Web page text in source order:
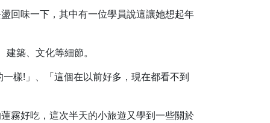
回味一下，其中有一位學員說這讓她想起年
築、文化等細節。
樣!」、「這個在以前好多，現在都看不到
霧好吃，這次半天的小旅遊又學到一些關於